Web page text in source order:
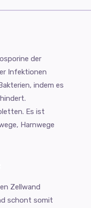
der
Infektionen
indem es
Es ist
Harnwege
Zellwand
schont somit